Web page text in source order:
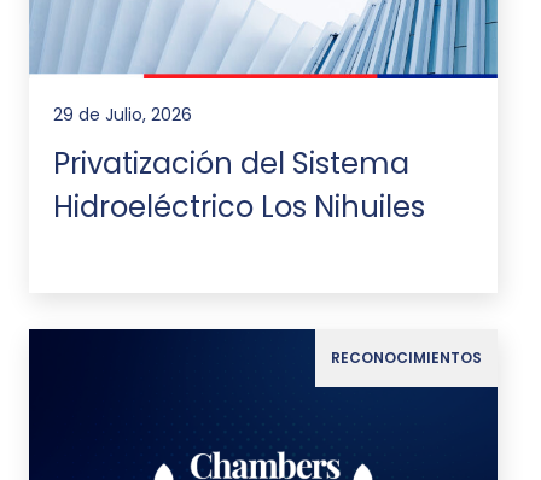
29 de Julio, 2026
Privatización del Sistema
Hidroeléctrico Los Nihuiles
RECONOCIMIENTOS